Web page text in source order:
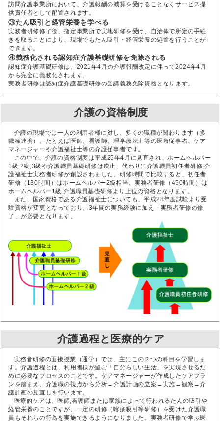
訪問介護事業所において、介護報酬の減算を受けることなくサービス提
供責任者として配置されます。
③たん吸引と経管栄養を学べる
実務者研修修了後、指定事業所で実地研修を受け、自治体で所定の手続
きを取ることにより、現場でもたん吸引・経管栄養の処置を行うことが
できます。
④義務化される認知症介護基礎研修を免除される
認知症介護基礎研修は、2021年4月の介護報酬改定に伴って2024年4月
から完全に義務化されます。
実務者研修は認知症介護基礎研修の受講義務免除資格となります。
介護の資格制度
介護の現場では一人の利用者様に対し、多くの職種が関わります（多
職種連携）。たとえば医師、看護師、理学療法士等の医療従事者、ケア
マネージャーや介護福祉士等の介護従事者です。
この中で、介護の資格制度は平成25年4月に見直され、ホームヘルパー
1級,2級,3級や介護職員基礎研修は廃止、代わりに介護職員初任者研修,介
護福祉士実務者研修が創設されました。研修時間で比較すると、初任者
研修（130時間）はホームヘルパー2級相当、実務者研修（450時間）は
ホームヘルパー1級,介護職員基礎研修より上位の資格となります。
また、国家資格である介護福祉士についても、平成28年度試験より受
験資格が変更となっており、3年間の実務経験に加え「実務者研修の修
了」が必要となります。
介護過程と医療的ケア
実務者研修の面接授業（通学）では、主にこの２つの科目を学習しま
す。介護過程とは、利用者様が望む「自分らしい生活」を実現させるた
めに必要なプロセスのことです。ケアマネージャーが作成したケアプラ
ンを踏まえ、介護職の視点から分析→介護計画の立案→実施→観察→介
護計画の見直しを行います。
医療的ケアは、医師,看護師または家族によって行われるたんの吸引や
経管栄養のことですが、一定の研修（喀痰吸引等研修）を受けた介護職
員もそれらの行為を実施できるようになりました。実務者研修で学ぶ医